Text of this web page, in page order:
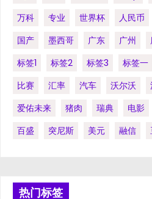
万科
专业 世界杯 人民币
国产
墨西哥 广东 广州
标签1
标签2 标签3 标签一
比赛
汇率 汽车 沃尔沃
爱佑未来
猪肉 瑞典 电影
百盛
突尼斯 美元 融信
热门标签